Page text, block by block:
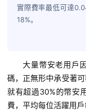
實際費率最低可達
18%。
大量幣安老用戶
碼，正無形中承受著
就有超過30%的幣安
費，平均每位活躍用